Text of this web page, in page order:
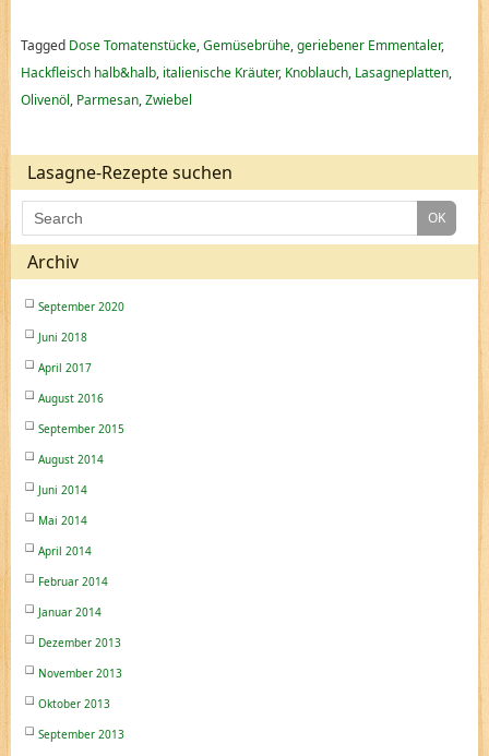
Tagged Dose Tomatenstücke,Gemüsebrühe,geriebener Emmentaler,
Hackfleisch halb&halb, italienische Kräuter, Knoblauch, Lasagneplatten,
Olivenöl, Parmesan,Zwiebel
Lasagne-Rezepte suchen
Archiv
September 2020
Juni 2018
April 2017
August 2016
September 2015
August 2014
Juni 2014
Mai 2014
April 2014
Februar 2014
Januar 2014
Dezember 2013
November 2013
Oktober 2013
September 2013